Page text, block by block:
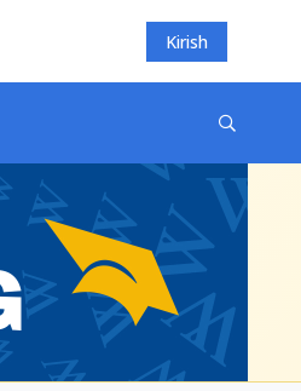
Kirish